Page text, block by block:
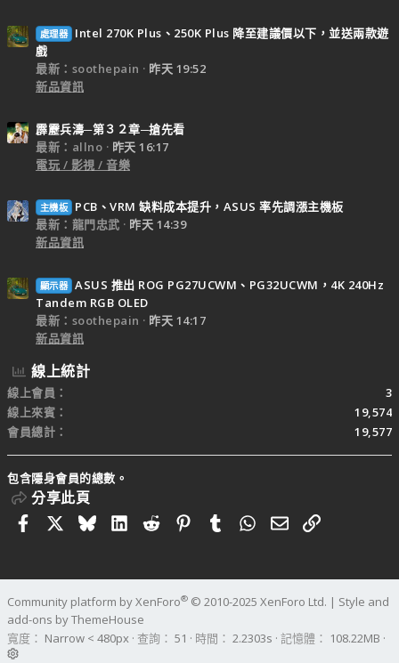
處理器
Intel 270K Plus、250K Plus 降至建議價以下，並送兩款遊
戲
最新：soothepain
昨天 19:52
新品資訊
霹靂兵濤─第３２章─搶先看
最新：allno
昨天 16:17
電玩 / 影視 / 音樂
主機板
PCB、VRM 缺料成本提升，ASUS 率先調漲主機板
最新：龍門忠武
昨天 14:39
新品資訊
顯示器 ASUS 推出 ROG PG27UCWM、PG32UCWM，4K 240Hz
Tandem RGB OLED
最新：soothepain
昨天 14:17
新品資訊
線上統計
線上會員
3
線上來賓
19,574
會員總計
19,577
包含隱身會員的總數。
分享此頁
FacebookBlueskyLinkedIn
RedditPinterestTumblrWhatsApp
電子郵件
連結
Community platform by XenForo® © 2010-2025 XenForo Ltd. | Style and
add-ons by ThemeHouse
寬度
查詢 51 時間 2.2303s 記憶體 108.22MB